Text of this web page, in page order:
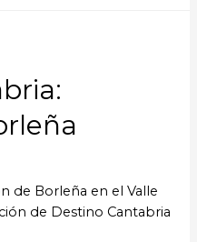
de Borleña en el Valle
de Destino Cantabria